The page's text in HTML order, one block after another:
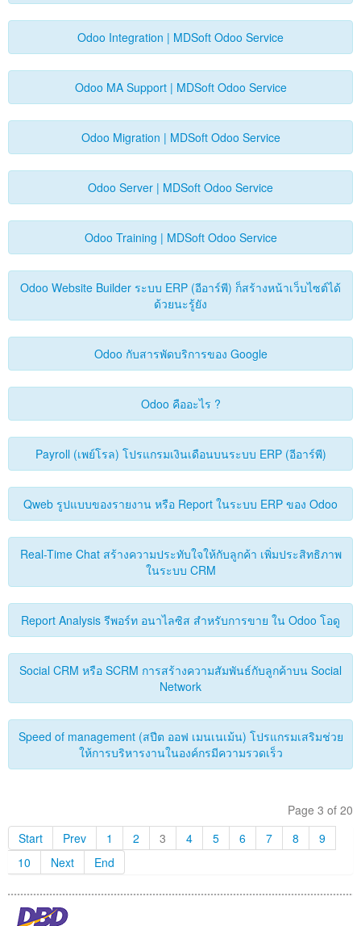
Odoo Integration | MDSoft Odoo Service
Odoo MA Support | MDSoft Odoo Service
Odoo Migration | MDSoft Odoo Service
Odoo Server | MDSoft Odoo Service
Odoo Training | MDSoft Odoo Service
Odoo Website Builder ระบบ ERP (อีอาร์พี) ก็สร้างหน้าเว็บไซต์ได้
ด้วยนะรู้ยัง
Odoo กับสารพัดบริการของ Google
Odoo คืออะไร ?
Payroll (เพย์โรล) โปรแกรมเงินเดือนบนระบบ ERP (อีอาร์พี)
Qweb รูปแบบของรายงาน หรือ Report ในระบบ ERP ของ Odoo
Real-Time Chat สร้างความประทับใจให้กับลูกค้า เพิ่มประสิทธิภาพ
ในระบบ CRM
Report Analysis รีพอร์ท อนาไลซิส สำหรับการขาย ใน Odoo โอดู
Social CRM หรือ SCRM การสร้างความสัมพันธ์กับลูกค้าบน Social
Network
Speed of ​​management (สปีต ออฟ เมนเนเม้น) โปรแกรมเสริมช่วย
ให้การบริหารงานในองค์กรมีความรวดเร็ว
Page 3 of 20
Start
Prev 1 2 3 4 5 6 7 8
9
10
Next End